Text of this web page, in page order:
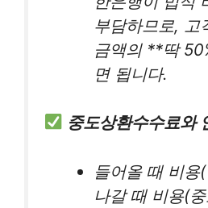
부담하므로, 고
금액의 **딱
면 됩니다.
중도상환수수료와
들어올 때 비용
나갈 때 비용(